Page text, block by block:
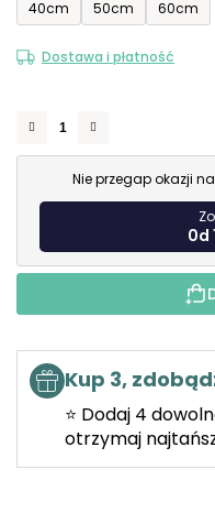
40cm
50cm 60cm
Dostawa i płatność
Nie przegap okazji
0d
Kup 3,
⭐ Dodaj 4
otrzymaj